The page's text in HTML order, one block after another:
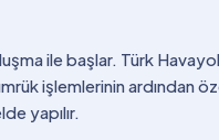
ile başlar. Türk
işlemlerinin ardından
yapılır.